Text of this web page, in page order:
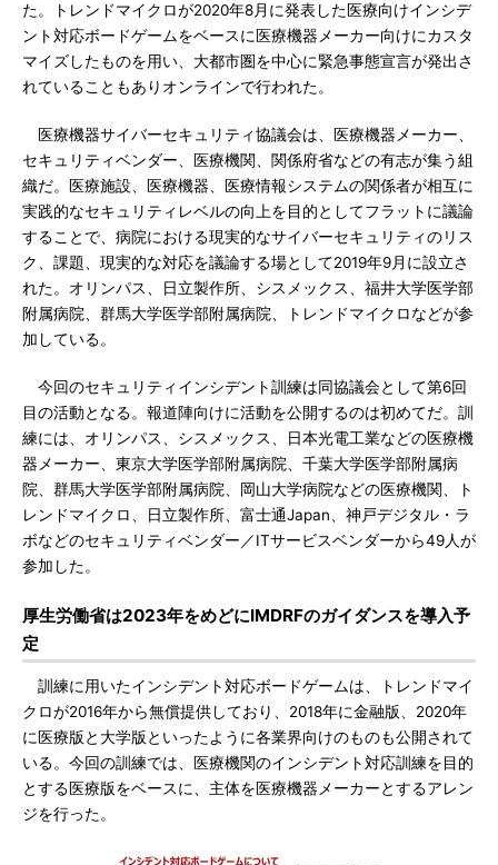
た。トレンドマイクロが2020年8月に発表した医療向けインシデ
ント対応ボードゲームをベースに医療機器メーカー向けにカスタ
マイズしたものを用い、大都市圏を中心に緊急事態宣言が発出さ
れていることもありオンラインで行われた。
医療機器サイバーセキュリティ協議会は、医療機器メーカー、
セキュリティベンダー、医療機関、関係府省などの有志が集う組
織だ。医療施設、医療機器、医療情報システムの関係者が相互に
実践的なセキュリティレベルの向上を目的としてフラットに議論
することで、病院における現実的なサイバーセキュリティのリス
ク、課題、現実的な対応を議論する場として2019年9月に設立さ
れた。オリンパス、日立製作所、シスメックス、福井大学医学部
附属病院、群馬大学医学部附属病院、トレンドマイクロなどが参
加している。
今回のセキュリティインシデント訓練は同協議会として第6回
目の活動となる。報道陣向けに活動を公開するのは初めてだ。訓
練には、オリンパス、シスメックス、日本光電工業などの医療機
器メーカー、東京大学医学部附属病院、千葉大学医学部附属病
院、群馬大学医学部附属病院、岡山大学病院などの医療機関、ト
レンドマイクロ、日立製作所、富士通Japan、神戸デジタル・ラ
ボなどのセキュリティベンダー／ITサービスベンダーから49人が
参加した。
厚生労働省は2023年をめどにIMDRFのガイダンスを導入予
定
訓練に用いたインシデント対応ボードゲームは、トレンドマイ
クロが2016年から無償提供しており、2018年に金融版、2020年
に医療版と大学版といったように各業界向けのものも公開されて
いる。今回の訓練では、医療機関のインシデント対応訓練を目的
とする医療版をベースに、主体を医療機器メーカーとするアレン
ジを行った。